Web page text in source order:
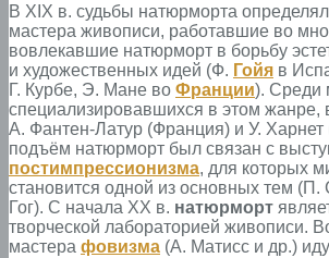
В XIX в. судьбы натюрморта
мастера живописи, работавшие во
вовлекавшие натюрморт в борьбу
и художественных идей (Ф. Гойя в
Г. Курбе, Э. Мане во Франции). Среди
специализировавшихся в этом жанре,
А. Фантен-Латур (Франция) и У.
подъём натюрморт был связан с
постимпрессионизма, для которых
становится одной из основных тем (П.
Гог). С начала XX в. натюрморт
творческой лабораторией живописи.
мастера фовизма (А. Матисс и др.)